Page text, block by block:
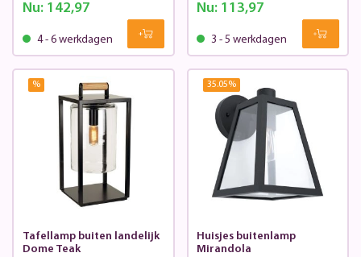
Nu:142,97
4 - 6 werkdagen
Nu: 113,97
3 - 5 werkdagen
%
Tafellamp buiten landelijk
Dome Teak
35.05%
Huisjes buitenlamp
Mirandola